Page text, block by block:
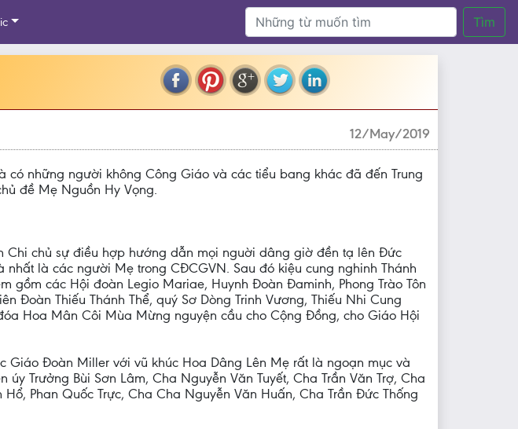
Tìm
12/May/2019
những người không Công Giáo và các tiểu bang khác đã đến Trung
đề Mẹ Nguồn Hy Vọng.
chủ sự điều hợp hướng dẫn mọi nguời dâng giờ đền tạ lên Đức
là các người Mẹ trong CĐCGVN. Sau đó kiệu cung nghinh Thánh
các Hội đoàn Legio Mariae, Huynh Đoàn Đaminh, Phong Trào Tôn
Đoàn Thiếu Thánh Thể, quý Sơ Dòng Trinh Vương, Thiếu Nhi Cung
Hoa Mân Côi Mùa Mừng nguyện cầu cho Cộng Đồng, cho Giáo Hội
Giáo Đoàn Miller với vũ khúc Hoa Dâng Lên Mẹ rất là ngoạn mục và
Trưởng Bùi Sơn Lâm, Cha Nguyễn Văn Tuyết, Cha Trần Văn Trợ, Cha
Phan Quốc Trực, Cha Cha Nguyễn Văn Huấn, Cha Trần Đức Thống